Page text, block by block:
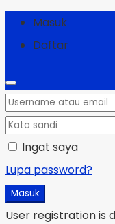
Masuk
Daftar
Ingat saya
Lupa password?
Masuk
User registration is